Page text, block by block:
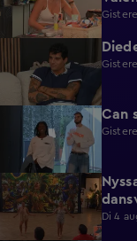
Can
0:35
Di 4